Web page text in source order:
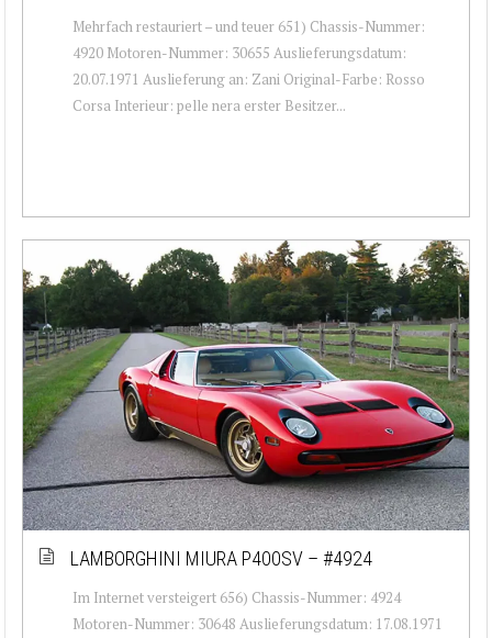
Mehrfach restauriert – und teuer 651) Chassis-Nummer:
4920 Motoren-Nummer: 30655 Auslieferungsdatum:
20.07.1971 Auslieferung an: Zani Original-Farbe: Rosso
Corsa Interieur: pelle nera erster Besitzer...
LAMBORGHINI MIURA P400SV – #4924
Im Internet versteigert 656) Chassis-Nummer: 4924
Motoren-Nummer: 30648 Auslieferungsdatum: 17.08.1971